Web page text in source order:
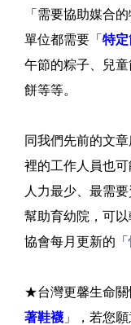
「需要協助媒合
單位都需要「 特
午節的粽子、兒
餅等等。
同我們先前的文
裡的工作人員也
人力最少、最需
幫助育幼院，可
協會每月更新的「
★台灣更馨生命關
著鞋襪」，若您